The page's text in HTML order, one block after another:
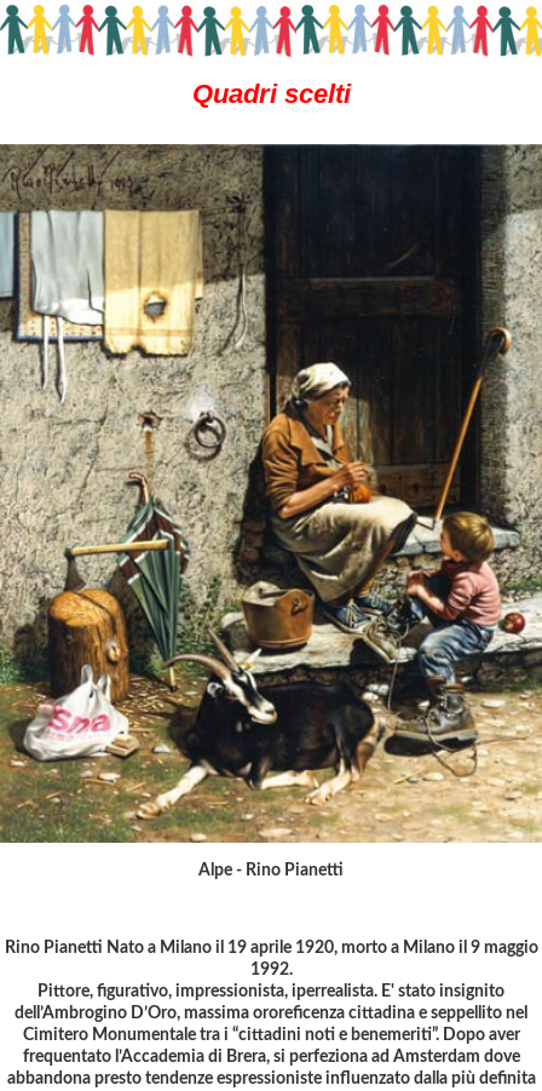
Quadri scelti
Alpe - Rino Pianetti
Rino Pianetti Nato a Milano il 19 aprile 1920, morto a Milano il 9 maggio
1992.
Pittore, figurativo, impressionista, iperrealista. E' stato insignito
dell’Ambrogino D’Oro, massima ororeficenza cittadina e seppellito nel
Cimitero Monumentale tra i “cittadini noti e benemeriti”. Dopo aver
frequentato l’Accademia di Brera, si perfeziona ad Amsterdam dove
abbandona presto tendenze espressioniste influenzato dalla più definita